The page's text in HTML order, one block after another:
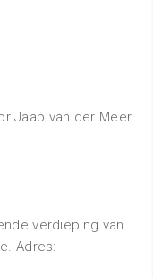
Jaap van der Meer
verdieping van
Adres: